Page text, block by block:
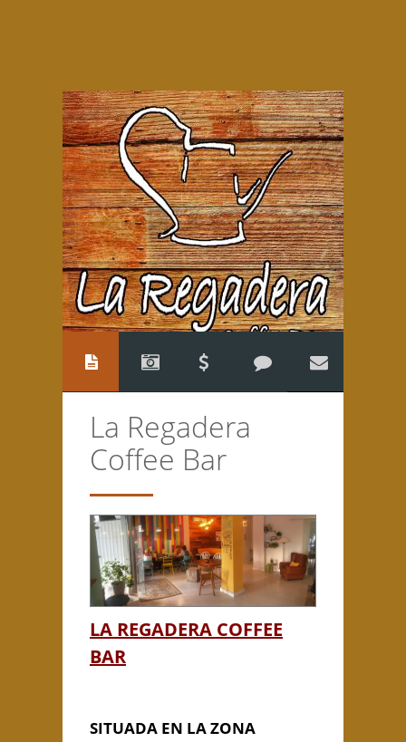
La Regadera
Coffee Bar
LA REGADERA COFFEE
BAR
SITUADA EN LA ZONA
CONTACTO
Anterior/Siguiente página
La Regadera
This page can't load Google
Maps correctly.
Do you own this
website?